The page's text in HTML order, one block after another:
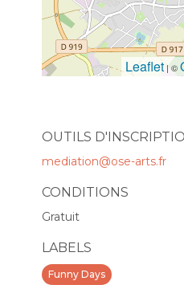
Leaflet| ©
OUTILS
mediation@ose-arts.fr
CONDITIONS
Gratuit
LABELS
Funny Days